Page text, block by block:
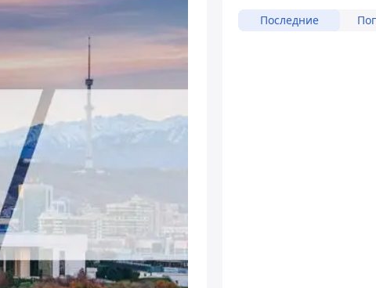
Последние